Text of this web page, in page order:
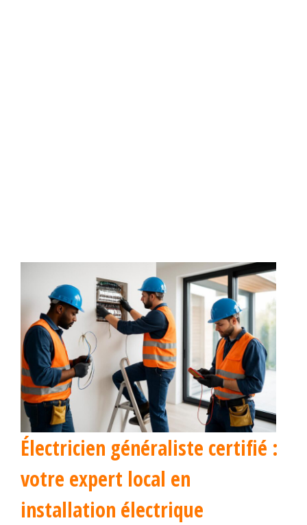
Électricien généraliste certifié :
votre expert local en
installation électrique